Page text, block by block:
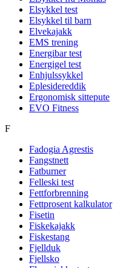
Elsykkel test
Elsykkel til barn
Elvekajakk
EMS trening
Energibar test
Energigel test
Enhjulssykkel
Eplesidereddik
Ergonomisk sittepute
EVO Fitness
F
Fadogia Agrestis
Fangstnett
Fatburner
Felleski test
Fettforbrenning
Fettprosent kalkulator
Fisetin
Fiskekajakk
Fiskestang
Fjellduk
Fjellsko